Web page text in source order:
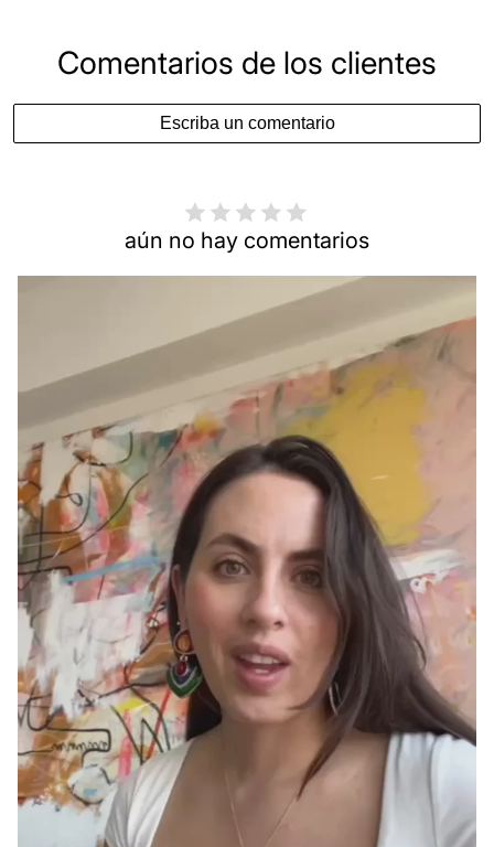
Comentarios de los clientes
Escriba un comentario
aún no hay comentarios